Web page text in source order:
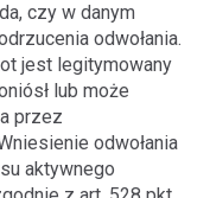
czy w danym
odwołania.
jest legitymowany
lub może
przez
odwołania
aktywnego